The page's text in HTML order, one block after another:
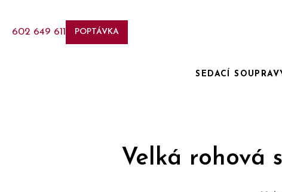
602 649 611 POPTÁVKA
SEDACÍ
Velká rohová